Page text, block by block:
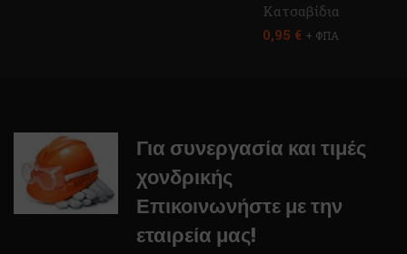
Κατσαβίδια
0,95 € + ΦΠΑ
Για συνεργασία και τιμές
χονδρικής
Επικοινωνήστε με την
εταιρεία μας!